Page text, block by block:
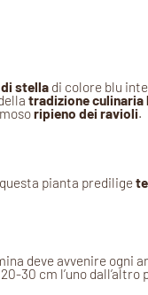
stelladi colore blu
tradizione culinaria
ripieno dei ravioli.
pianta predilige
deve avvenire ogni
30 cm l’uno